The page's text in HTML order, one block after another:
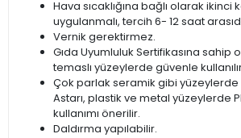
Hava sıcaklığına bağlı olarak ikinci
uygulanmalı, tercih 6- 12 saat
Vernik gerektirmez.
Gıda Uyumluluk Sertifikasına sahip
temaslı yüzeylerde güvenle
Çok parlak seramik gibi yüzeylerde
Astarı, plastik ve metal yüzeylerde
kullanımı önerilir.
Daldırma yapılabilir.